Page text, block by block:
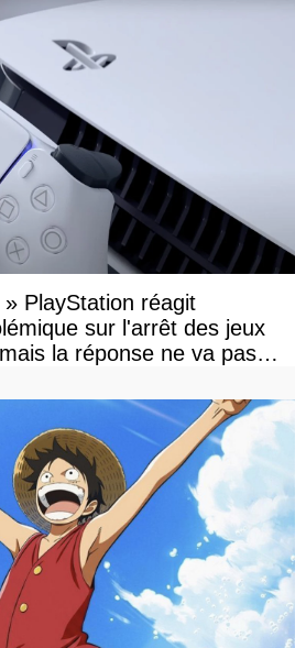
PlayStation réagit
sur l'arrêt des jeux
la réponse ne va pas